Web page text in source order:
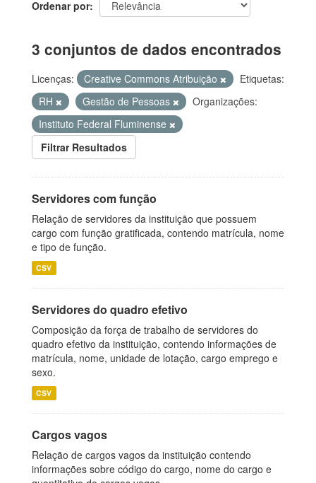
Ordenar por
3 conjuntos de dados encontrados
Licenças: Creative Commons Atribuição
Etiquetas:
RH
Gestão de Pessoas
Organizações:
Instituto Federal Fluminense
Filtrar Resultados
Servidores com função
Relação de servidores da instituição que possuem
cargo com função gratificada, contendo matrícula, nome
e tipo de função.
CSV
Servidores do quadro efetivo
Composição da força de trabalho de servidores do
quadro efetivo da instituição, contendo informações de
matrícula, nome, unidade de lotação, cargo emprego e
sexo.
CSV
Cargos vagos
Relação de cargos vagos da instituição contendo
informações sobre código do cargo, nome do cargo e